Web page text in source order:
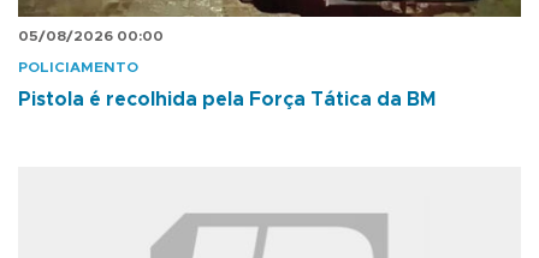
05/08/2026 00:00
POLICIAMENTO
Pistola é recolhida pela Força Tática da BM